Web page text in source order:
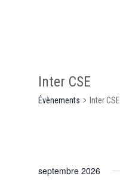
Inter CSE
Évènements Inter CSE
septembre 2026